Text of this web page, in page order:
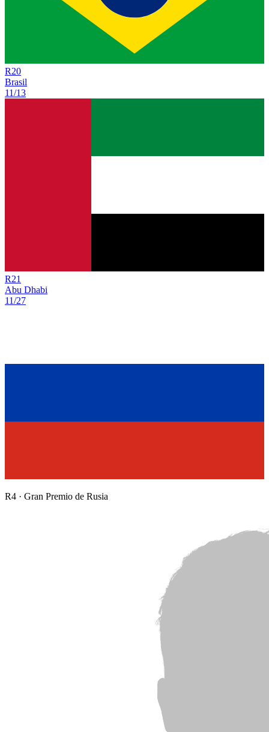
R20
Brasil
11/13
R21
Abu Dhabi
11/27
R4 · Gran Premio de Rusia